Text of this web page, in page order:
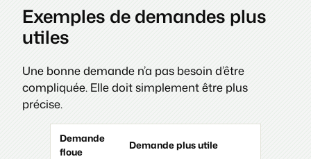
Exemples de demandes plus
utiles
Une bonne demande n’a pas besoin d’être
compliquée. Elle doit simplement être plus
précise.
Demande
floue
Demande plus utile